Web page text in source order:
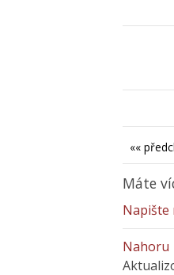
««
Máte
Napište
Nahoru